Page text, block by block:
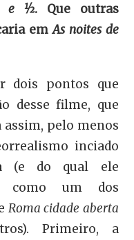
e ½. Que outras
emAs noites de
dois pontos que
desse filme, que
pelo menos
inciado
(e do qual ele
como um dos
Roma cidade aberta
Primeiro, a